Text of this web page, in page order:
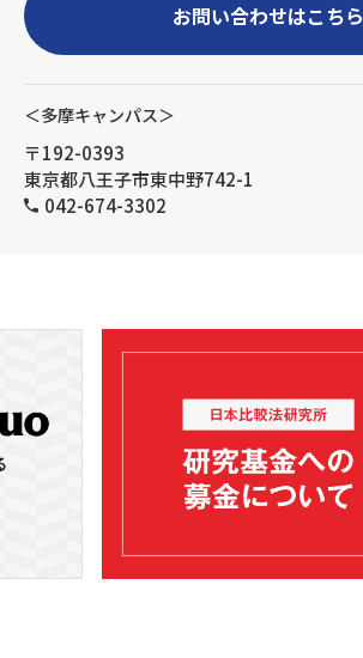
お問い合わせはこちら
＜多摩キャンパス＞
〒192-0393
東京都八王子市東中野742-1
042-674-3302